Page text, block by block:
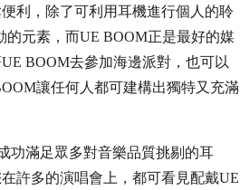
利，除了可利用耳機進行個人的聆
的元素，而UE BOOM正是最好的媒
BOOM去參加海邊派對，也可以
讓任何人都可建構出獨特又充滿
功滿足眾多對音樂品質挑剔的耳
許多的演唱會上，都可看見配戴UE